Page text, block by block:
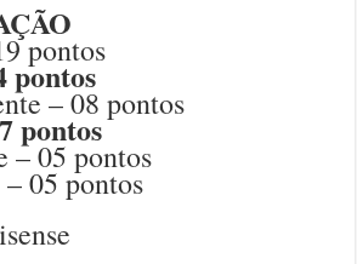
pontos
pontos
– 08 pontos
pontos
– 05 pontos
05 pontos